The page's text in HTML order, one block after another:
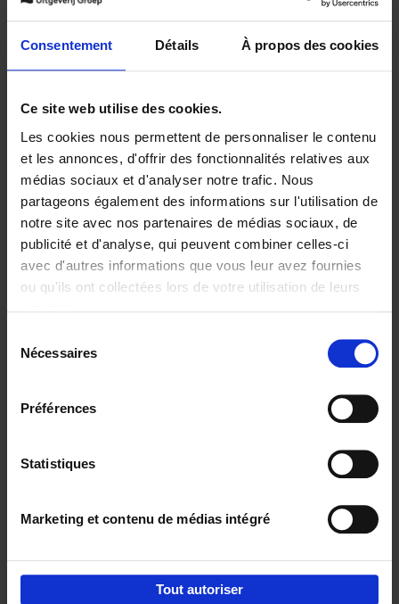
Consentement Détails À propos des cookies
Ce site web utilise des cookies.
Les cookies nous permettent de personnaliser le contenu
et les annonces, d'offrir des fonctionnalités relatives aux
médias sociaux et d'analyser notre trafic. Nous
partageons également des informations sur l'utilisation de
notre site avec nos partenaires de médias sociaux, de
publicité et d'analyse, qui peuvent combiner celles-ci
avec d'autres informations que vous leur avez fournies
ou qu'ils ont collectées lors de votre utilisation de leurs
Nécessaires
Préférences
Statistiques
Marketing et contenu de médias intégré
Tout autoriser
Building Bonds = Building
Business
Jochen Roef Jozefien De Feyter
Carolien Boom
Couverture souple
2025 200
€29,99
Digital marketing like a PRO -
completely revised edition (EN)